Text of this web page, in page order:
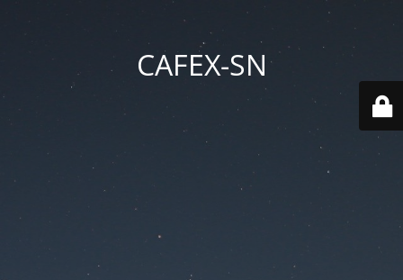
CAFEX-SN